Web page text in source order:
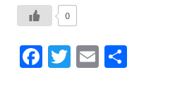
0
Fa T
E